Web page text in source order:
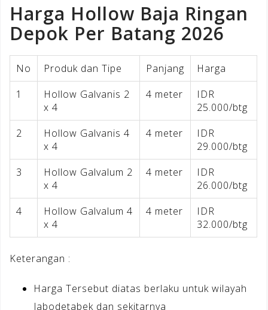
Harga Hollow Baja Ringan
Depok Per Batang 2026
No Produk dan Tipe Panjang
Harga
1
Hollow Galvanis 2
x 4
4 meter
IDR
25.000/btg
2
Hollow Galvanis 4
x 4
4 meter
IDR
29.000/btg
3
Hollow Galvalum 2
x 4
4 meter
IDR
26.000/btg
4
Hollow Galvalum 4
x 4
4 meter
IDR
32.000/btg
Keterangan :
Harga Tersebut diatas berlaku untuk wilayah
Jabodetabek dan sekitarnya